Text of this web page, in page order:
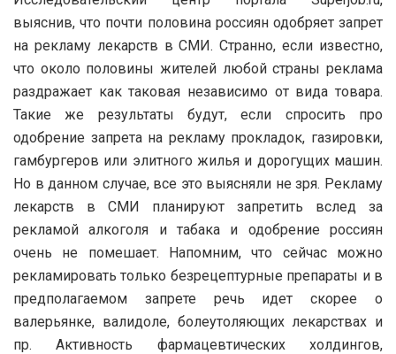
выяснив, что почти половина россиян одобряет запрет
на рекламу лекарств в СМИ.Странно, если известно,
что около половины жителей любой страны реклама
раздражает как таковая независимо от вида товара.
Такие же результаты будут, если спросить про
одобрение запрета на рекламу прокладок, газировки,
гамбургеров или элитного жилья и дорогущих машин.
Но в данном случае, все это выясняли не зря. Рекламу
лекарств в СМИ планируют запретить вслед за
рекламой алкоголя и табака и одобрение россиян
очень не помешает. Напомним, что сейчас можно
рекламировать только безрецептурные препараты и в
предполагаемом запрете речь идет скорее о
валерьянке, валидоле, болеутоляющих лекарствах и
пр. Активность фармацевтических холдингов,